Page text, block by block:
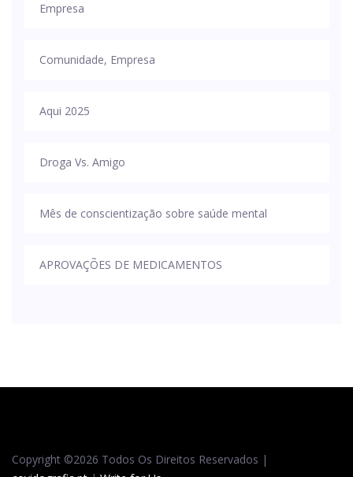
Empresa
Comunidade, Empresa
Aqui 2025
Droga Vs. Amigo
Mês de conscientização sobre saúde mental
APROVAÇÕES DE MEDICAMENTOS
Copyright ©2026 Todos Os Direitos Reservados |